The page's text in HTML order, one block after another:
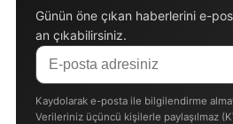
Günün öne çıkan haberlerini e-
an çıkabilirsiniz.
Kaydolarak e-posta ile bilgilendirme
Verileriniz üçüncü kişilerle paylaşılmaz